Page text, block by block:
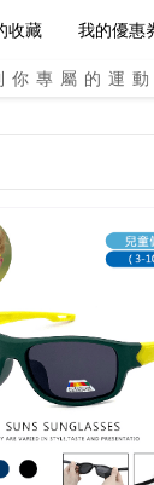
收藏 我的優惠
專屬的運動